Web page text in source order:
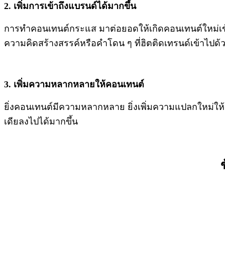
2. เพิ่มการเข้าถึงแบรนด์ได้มากขึ้น
การทำคอนเทนต์กระแส มาต่อยอดให้เกิดคอนเทนต์ใหม่
ความคิดสร้างสรรค์หรือคำโดน ๆ ที่ฮิตติดเทรนด์เข้าไป
3. เพิ่มความหลากหลายให้คอนเทนต์
ยิ่งคอนเทนต์มีความหลากหลาย ยิ่งเพิ่มความแปลกใหม่ใ
เดียลงไปได้มากขึ้น